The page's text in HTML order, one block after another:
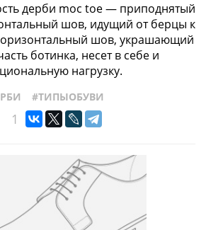
дерби moc toe — приподнятый
шов, идущий от берцы к
шов, украшающий
ботинка, несет в себе и
нагрузку.
#ТИПЫОБУВИ
1